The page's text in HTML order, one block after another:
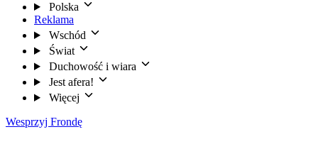
Polska
Reklama
Wschód
Świat
Duchowość i wiara
Jest afera!
Więcej
Wesprzyj Frondę